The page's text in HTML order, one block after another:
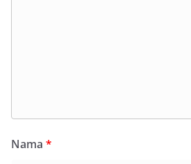
Nama *